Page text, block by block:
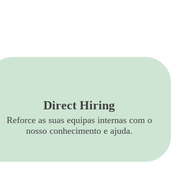
Direct Hiring
Reforce as suas equipas internas com o
nosso conhecimento e ajuda.